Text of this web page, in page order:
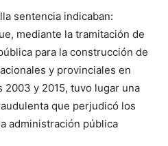
sentencia indicaban:
mediante la tramitación de
para la construcción de
y provinciales en
2003 y 2015, tuvo lugar una
que perjudicó los
administración pública